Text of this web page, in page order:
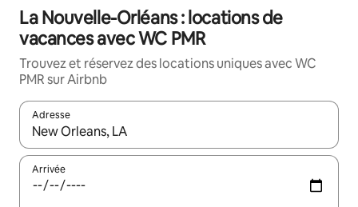
La Nouvelle-Orléans : locations de
vacances avec WC PMR
Trouvez et réservez des locations uniques avec WC
PMR sur Airbnb
Adresse
Lorsque les résultats s'affichent, utilisez les flèches vers le
Arrivée